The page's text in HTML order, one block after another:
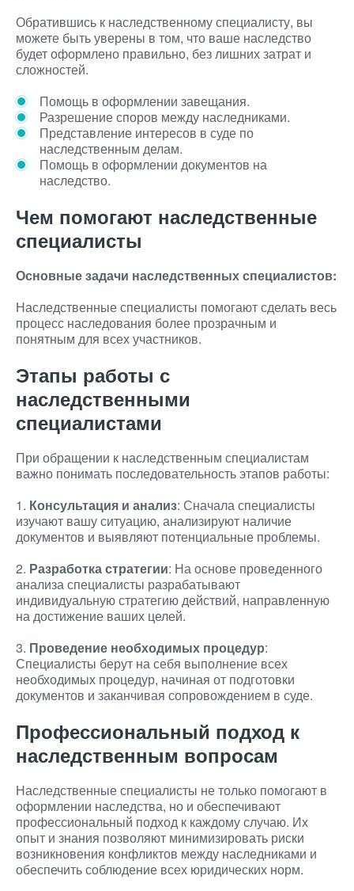
Обратившись к наследственному специалисту, вы
можете быть уверены в том, что ваше наследство
будет оформлено правильно, без лишних затрат и
сложностей.
Помощь в оформлении завещания.
Разрешение споров между наследниками.
Представление интересов в суде по
наследственным делам.
Помощь в оформлении документов на
наследство.
Чем помогают наследственные
специалисты
Основные задачи наследственных специалистов:
Наследственные специалисты помогают сделать весь
процесс наследования более прозрачным и
понятным для всех участников.
Этапы работы с
наследственными
специалистами
При обращении к наследственным специалистам
важно понимать последовательность этапов работы:
1. Консультация и анализ: Сначала специалисты
изучают вашу ситуацию, анализируют наличие
документов и выявляют потенциальные проблемы.
2. Разработка стратегии: На основе проведенного
анализа специалисты разрабатывают
индивидуальную стратегию действий, направленную
на достижение ваших целей.
3. Проведение необходимых процедур:
Специалисты берут на себя выполнение всех
необходимых процедур, начиная от подготовки
документов и заканчивая сопровождением в суде.
Профессиональный подход к
наследственным вопросам
Наследственные специалисты не только помогают в
оформлении наследства, но и обеспечивают
профессиональный подход к каждому случаю. Их
опыт и знания позволяют минимизировать риски
возникновения конфликтов между наследниками и
обеспечить соблюдение всех юридических норм.